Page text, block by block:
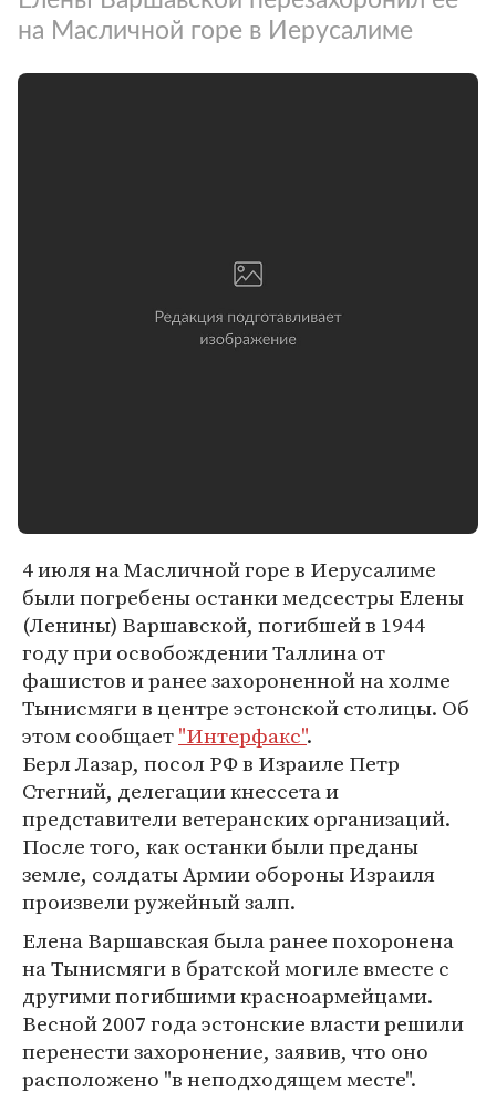
на Масличной горе в Иерусалиме
4 июля на Масличной горе в Иерусалиме
были погребены останки медсестры Елены
(Ленины) Варшавской, погибшей в 1944
году при освобождении Таллина от
фашистов и ранее захороненной на холме
Тынисмяги в центре эстонской столицы. Об
этом сообщает"Интерфакс".
Берл Лазар, посол РФ в Израиле Петр
Стегний, делегации кнессета и
представители ветеранских организаций.
После того, как останки были преданы
земле, солдаты Армии обороны Израиля
произвели ружейный залп.
Елена Варшавская была ранее похоронена
на Тынисмяги в братской могиле вместе с
другими погибшими красноармейцами.
Весной 2007 года эстонские власти решили
перенести захоронение, заявив, что оно
расположено "в неподходящем месте".